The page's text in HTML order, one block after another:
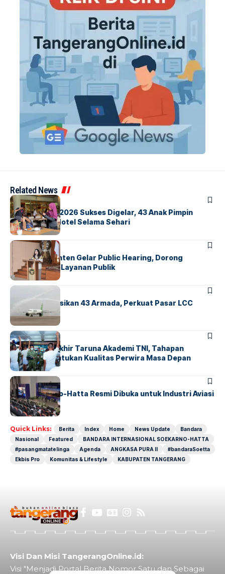
Related News
BERITAINDEX
GM For A Day 2026 Sukses Digelar, 43 Anak Pimpin
Operasional Hotel Selama Sehari
BANDARA BERITA
Karantina Banten Gelar Public Hearing, Dorong
Transparansi Layanan Publik
BANDARA
Citilink Operasikan 43 Armada, Perkuat Pasar LCC
Nasional
BERITA
Sidang Pantukhir Taruna Akademi TNI, Tahapan
Strategis Tentukan Kualitas Perwira Masa Depan
BANDARA BERITA
IALC Soekarno-Hatta Resmi Dibuka untuk Industri Aviasi
Dunia
Quick Links: Berita Index Home News Update
Bandara
Nasional
Featured
BANDARA INTERNASIONAL SOEKARNO-HATTA
#pasangmatatelinga
Agenda ANGKASA PURA II
#bandaraSoetta
Ekbis Pro
Komunitas & Lifestyle KABUPATEN TANGERANG
Visi Dan Misi TangerangOnline.id:
Visi "Menjadi Portal Berita Nomor Satu dan Sebagai